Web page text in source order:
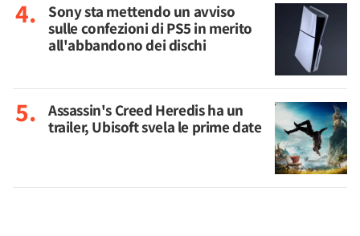
Sony sta mettendo un avviso
sulle confezioni di PS5 in merito
all'abbandono dei dischi
Assassin's Creed Heredis ha un
trailer, Ubisoft svela le prime date